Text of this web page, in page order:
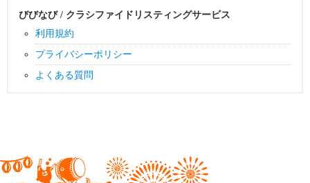
びびなび / クラシファイドリスティングサービス
利用規約
プライバシーポリシー
よくある質問